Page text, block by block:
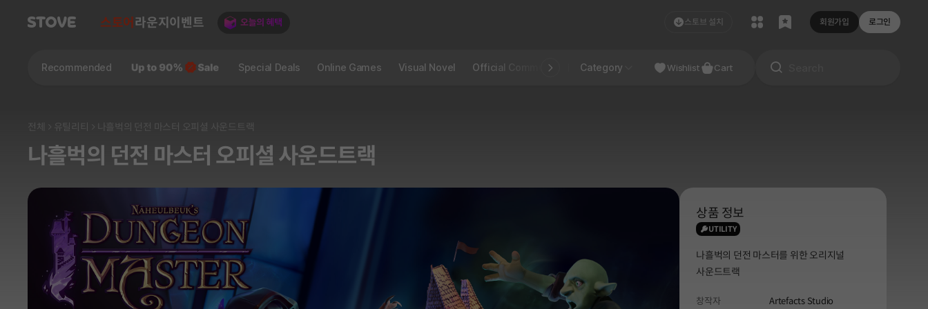
스토어 라운지 이벤트 스토브 설치 회원가입 로그인
Recommended Special Deals Online Games Visual Novel Official Community STOVE INDIE Studio
Category Wishlist Cart
전체 유틸리티 나흘벅의 던전 마스터 오피셜 사운드트랙
나흘벅의 던전 마스터 오피셜 사운드트랙
상품 정보
UTILITY
나흘벅의 던전 마스터를 위한 오리지널
사운드트랙
창작자 Artefacts Studio